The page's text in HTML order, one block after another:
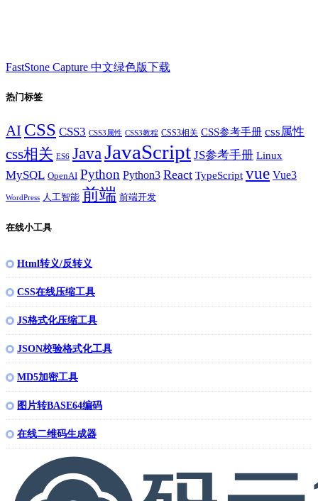
FastStone Capture 中文绿色版下载
热门标签
AI CSS CSS3 CSS3属性 CSS3教程 CSS3相关 CSS参考手册 css属性
css相关 ES6 JavaJavaScript JS参考手册 Linux
MySQL OpenAI Python Python3 React TypeScript vue Vue3
WordPress 人工智能 前端 前端开发
在线小工具
Html转义/反转义
CSS在线压缩工具
JS格式化压缩工具
JSON校验格式化工具
MD5加密工具
图片转BASE64编码
在线二维码生成器